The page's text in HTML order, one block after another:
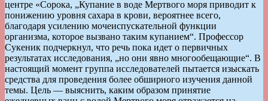
центре «Сорока, „Купание в воде Мертвого моря приводит к
понижению уровня сахара в крови, вероятнее всего,
благодаря усилению мочеиспускательной функции
организма, которое вызвано таким купанием“. Профессор
Сукеник подчеркнул, что речь пока идет о первичных
результатах исследования, „но они явно многообещающие“. В
настоящий момент группа исследователей пытается изыскать
средства для проведения более обширного изучения данной
темы. Цель — выяснить, каким образом принятие